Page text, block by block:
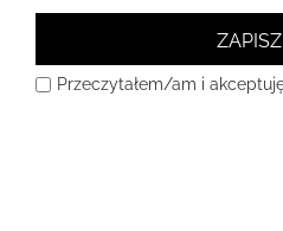
Przeczytałem/am i